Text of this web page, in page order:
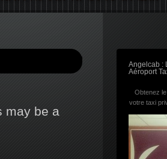
may be a
Angelcab :
Aéroport
Obtenez
votre taxi